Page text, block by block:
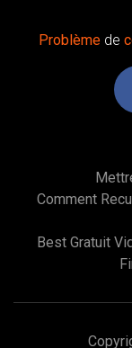
Problème de
Comment
Best Gratuit